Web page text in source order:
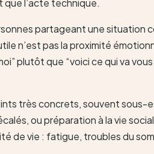
que l’acte technique.
partageant une situation
n’est pas la proximité
plutôt que “voici ce qui va
très concrets, souvent
ou préparation à la vie
de vie : fatigue, troubles du